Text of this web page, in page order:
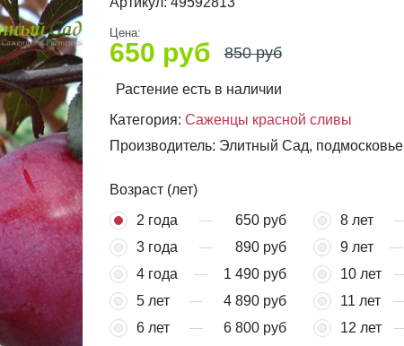
Цена:
650 руб 850руб
Растение есть в наличии
Категория: Саженцы красной сливы
Производитель: Элитный Сад, подмосковье
Возраст (лет)
2 года
650 руб
3 года
890 руб
4 года
1 490 руб
5 лет
4 890 руб
6 лет
6 800 руб
8 лет
9 лет
10 лет
11 лет
12 лет